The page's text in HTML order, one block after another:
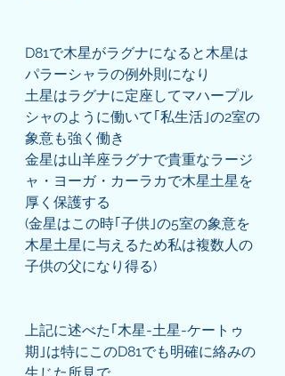
D81で木星がラグナになると木星は
パラーシャラの例外則になり
土星はラグナに定座してマハープル
シャのように働いて｢私生活｣の2室の
象意も強く働き
金星は山羊座ラグナで貴重なラージ
ャ・ヨーガ・カーラカで木星土星を
厚く保護する
(金星はこの時｢子供｣の5室の象意を
木星土星に与えるため私は複数人の
子供の父になり得る)
上記に述べた｢木星-土星-ケートゥ
期｣は特にこのD81でも明確に絡みの